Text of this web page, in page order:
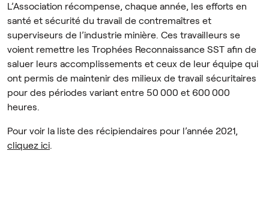
L’Association récompense, chaque année, les efforts en
santé et sécurité du travail de contremaîtres et
superviseurs de l’industrie minière. Ces travailleurs se
voient remettre les Trophées Reconnaissance SST afin de
saluer leurs accomplissements et ceux de leur équipe qui
ont permis de maintenir des milieux de travail sécuritaires
pour des périodes variant entre 50 000 et 600 000
heures.
Pour voir la liste des récipiendaires pour l’année 2021,
cliquez ici.